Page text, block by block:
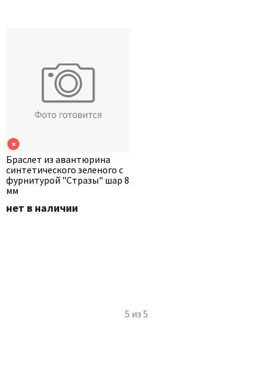
×
Браслет из авантюрина
синтетического зеленого с
фурнитурой "Стразы" шар 8
мм
нет в наличии
5 из 5